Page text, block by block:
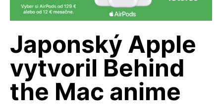
Japonský Apple
vytvoril Behind
the Mac anime